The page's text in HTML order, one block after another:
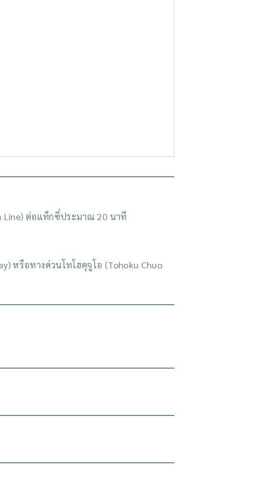
Line) ต่อแท็กซี่ประมาณ 20 นาที
หรือทางด่วนโทโฮคุจูโอ (Tohoku Chuo